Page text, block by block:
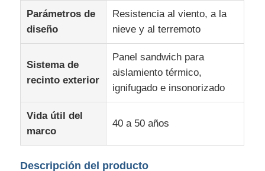
Contáctenos
El blog
Solicitar una cita
Parámetros de
diseño
Resistencia al viento, a la
nieve y al terremoto
Sistema de
recinto exterior
Panel sandwich para
aislamiento térmico,
ignifugado e insonorizado
Vida útil del
marco
40 a 50 años
Descripción del producto